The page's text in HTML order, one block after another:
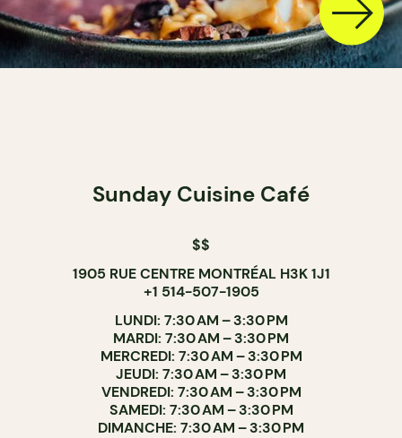
Sunday Cuisine Café
$$
1905 RUE CENTRE MONTRÉAL H3K 1J1
+1 514-507-1905
LUNDI: 7:30 AM – 3:30 PM
MARDI: 7:30 AM – 3:30 PM
MERCREDI: 7:30 AM – 3:30 PM
JEUDI: 7:30 AM – 3:30 PM
VENDREDI: 7:30 AM – 3:30 PM
SAMEDI: 7:30 AM – 3:30 PM
DIMANCHE: 7:30 AM – 3:30 PM